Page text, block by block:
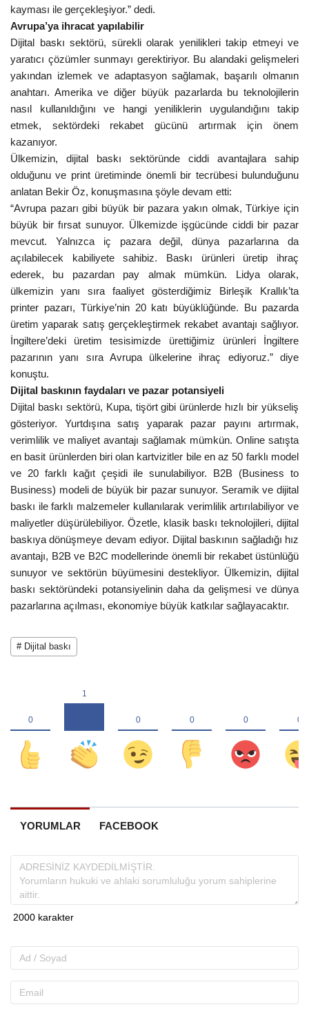
kayması ile gerçekleşiyor.” dedi.
Avrupa’ya ihracat yapılabilir
Dijital baskı sektörü, sürekli olarak yenilikleri takip etmeyi ve
yaratıcı çözümler sunmayı gerektiriyor. Bu alandaki gelişmeleri
yakından izlemek ve adaptasyon sağlamak, başarılı olmanın
anahtarı. Amerika ve diğer büyük pazarlarda bu teknolojilerin
nasıl kullanıldığını ve hangi yeniliklerin uygulandığını takip
etmek, sektördeki rekabet gücünü artırmak için önem
kazanıyor.
Ülkemizin, dijital baskı sektöründe ciddi avantajlara sahip
olduğunu ve print üretiminde önemli bir tecrübesi bulunduğunu
anlatan Bekir Öz, konuşmasına şöyle devam etti:
“Avrupa pazarı gibi büyük bir pazara yakın olmak, Türkiye için
büyük bir fırsat sunuyor. Ülkemizde işgücünde ciddi bir pazar
mevcut. Yalnızca iç pazara değil, dünya pazarlarına da
açılabilecek kabiliyete sahibiz. Baskı ürünleri üretip ihraç
ederek, bu pazardan pay almak mümkün. Lidya olarak,
ülkemizin yanı sıra faaliyet gösterdiğimiz Birleşik Krallık’ta
printer pazarı, Türkiye’nin 20 katı büyüklüğünde. Bu pazarda
üretim yaparak satış gerçekleştirmek rekabet avantajı sağlıyor.
İngiltere’deki üretim tesisimizde ürettiğimiz ürünleri İngiltere
pazarının yanı sıra Avrupa ülkelerine ihraç ediyoruz.” diye
konuştu.
Dijital baskının faydaları ve pazar potansiyeli
Dijital baskı sektörü, Kupa, tişört gibi ürünlerde hızlı bir yükseliş
gösteriyor. Yurtdışına satış yaparak pazar payını artırmak,
verimlilik ve maliyet avantajı sağlamak mümkün. Online satışta
en basit ürünlerden biri olan kartvizitler bile en az 50 farklı model
ve 20 farklı kağıt çeşidi ile sunulabiliyor. B2B (Business to
Business) modeli de büyük bir pazar sunuyor. Seramik ve dijital
baskı ile farklı malzemeler kullanılarak verimlilik artırılabiliyor ve
maliyetler düşürülebiliyor. Özetle, klasik baskı teknolojileri, dijital
baskıya dönüşmeye devam ediyor. Dijital baskının sağladığı hız
avantajı, B2B ve B2C modellerinde önemli bir rekabet üstünlüğü
sunuyor ve sektörün büyümesini destekliyor. Ülkemizin, dijital
baskı sektöründeki potansiyelinin daha da gelişmesi ve dünya
pazarlarına açılması, ekonomiye büyük katkılar sağlayacaktır.
# Dijital baskı
YORUMLAR FACEBOOK